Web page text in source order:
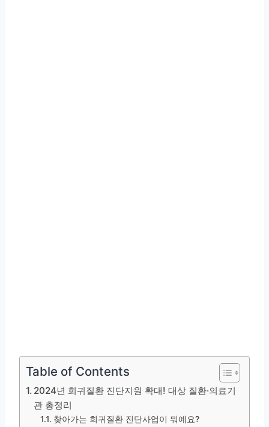
Table of Contents
2024년 희귀질환 진단지원 확대! 대상 질환·의료기
관 총정리
찾아가는 희귀질환 진단사업이 뭐예요?